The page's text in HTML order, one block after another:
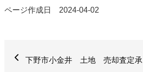
ページ作成日 2024-04-02
下野市小金井 土地 売却査定承